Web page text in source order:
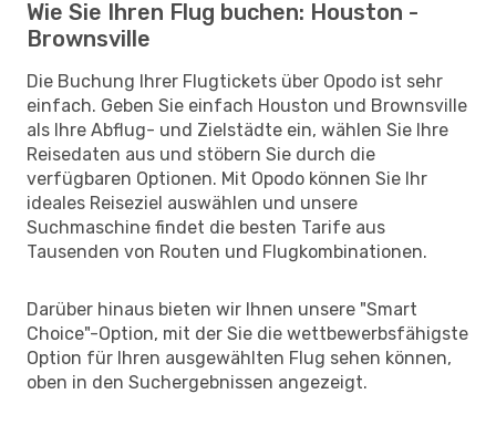
Wie Sie Ihren Flug buchen: Houston -
Brownsville
Die Buchung Ihrer Flugtickets über Opodo ist sehr
einfach. Geben Sie einfach Houston und Brownsville
als Ihre Abflug- und Zielstädte ein, wählen Sie Ihre
Reisedaten aus und stöbern Sie durch die
verfügbaren Optionen. Mit Opodo können Sie Ihr
ideales Reiseziel auswählen und unsere
Suchmaschine findet die besten Tarife aus
Tausenden von Routen und Flugkombinationen.
Darüber hinaus bieten wir Ihnen unsere "Smart
Choice"-Option, mit der Sie die wettbewerbsfähigste
Option für Ihren ausgewählten Flug sehen können,
oben in den Suchergebnissen angezeigt.